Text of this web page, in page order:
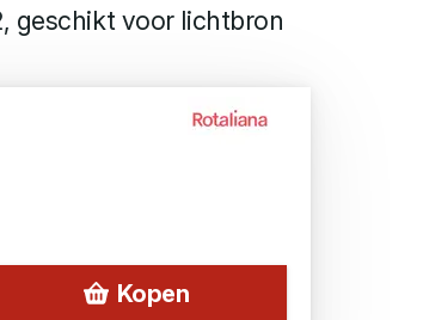
geschikt voor lichtbron
Kopen